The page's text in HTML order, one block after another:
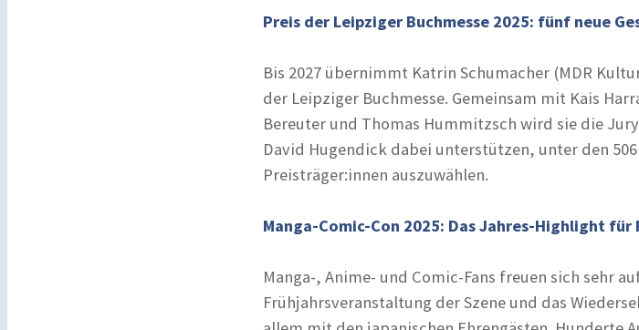
Preis der Leipziger Buchmesse 2025: fünf neue
Bis 2027 übernimmt Katrin Schumacher (MDR
der Leipziger Buchmesse. Gemeinsam mit Kais
Bereuter und Thomas Hummitzsch wird sie die
David Hugendick dabei unterstützen, unter den
Preisträger:innen auszuwählen.
Manga-Comic-Con 2025: Das Jahres-Highlight für
Manga-, Anime- und Comic-Fans freuen sich sehr
Frühjahrsveranstaltung der Szene und das